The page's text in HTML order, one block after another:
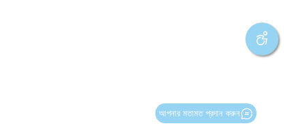
আপনার মতামত প্রদান করুন